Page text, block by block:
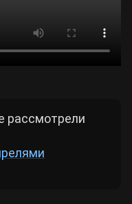
рассмотрели